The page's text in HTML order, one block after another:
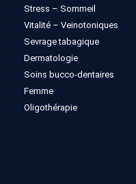
Stress – Sommeil
Vitalité – Veinotoniques
Sevrage tabagique
Dermatologie
Soins bucco-dentaires
Femme
Oligothérapie